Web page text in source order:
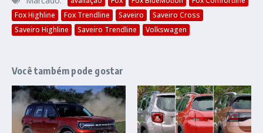
Fox Highline
Fox Trendline Saveiro
Saveiro Cross
Saveiro Highline
Saveiro Trendline Volkswagen
Você também pode gostar